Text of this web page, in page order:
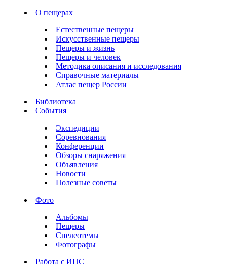
О пещерах
Естественные пещеры
Искусственные пещеры
Пещеры и жизнь
Пещеры и человек
Методика описания и исследования
Справочные материалы
Атлас пещер России
Библиотека
События
Экспедиции
Соревнования
Конференции
Обзоры снаряжения
Объявления
Новости
Полезные советы
Фото
Альбомы
Пещеры
Спелеотемы
Фотографы
Работа с ИПС